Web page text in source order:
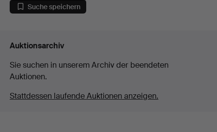
Suche speichern
Auktionsarchiv
Sie suchen in unserem Archiv der beendeten
Auktionen.
Stattdessen laufende Auktionen anzeigen.